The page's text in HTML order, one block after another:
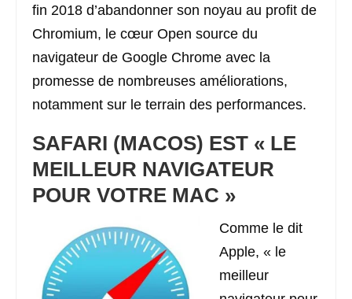
fin 2018 d’abandonner son noyau au profit de
Chromium, le cœur Open source du
navigateur de Google Chrome avec la
promesse de nombreuses améliorations,
notamment sur le terrain des performances.
SAFARI (MACOS) EST « LE
MEILLEUR NAVIGATEUR
POUR VOTRE MAC »
Comme le dit
Apple, « le
meilleur